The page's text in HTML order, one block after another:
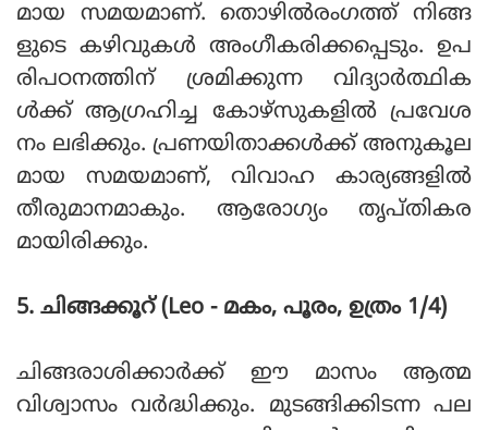
മായ സമയമാണ്. തൊഴില്‍രംഗത്ത് നിങ്ങ
ളുടെ കഴിവുകള്‍ അംഗീകരിക്കപ്പെടും. ഉപ
രിപഠനത്തിന് ശ്രമിക്കുന്ന വിദ്യാര്‍ത്ഥിക
ള്‍ക്ക് ആഗ്രഹിച്ച കോഴ്‌സുകളില്‍ പ്രവേശ
നം ലഭിക്കും. പ്രണയിതാക്കള്‍ക്ക് അനുകൂല
മായ സമയമാണ്, വിവാഹ കാര്യങ്ങളില്‍
തീരുമാനമാകും. ആരോഗ്യം തൃപ്തികര
മായിരിക്കും.
5. ചിങ്ങക്കൂറ് (Leo - മകം, പൂരം, ഉത്രം 1/4)
ചിങ്ങരാശിക്കാര്‍ക്ക് ഈ മാസം ആത്മ
വിശ്വാസം വര്‍ദ്ധിക്കും. മുടങ്ങിക്കിടന്ന പല